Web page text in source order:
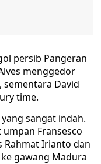
persib Pangeran
menggedor
David
time.
sangat indah.
Fransesco
Rahmat Irianto dan
gawang Madura